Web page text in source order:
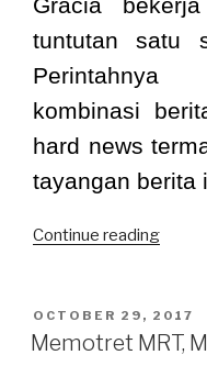
tuntutan satu
Perintahnya
kombinasi
hard news
tayangan berita
Continue reading“Paket
‘Info
POSTED
ON
OCTOBER 29, 2017
Memotret MRT,